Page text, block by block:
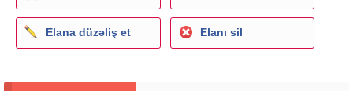
Elana düzəliş et Elanı sil